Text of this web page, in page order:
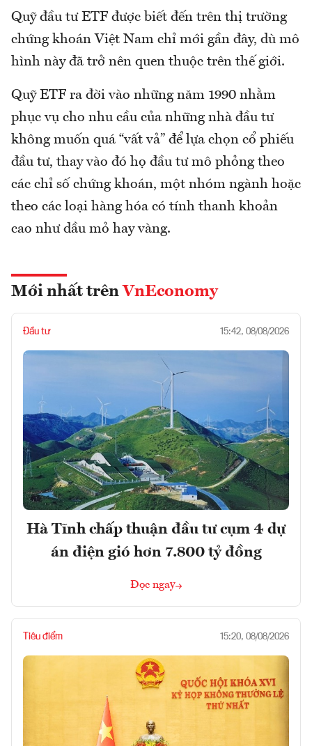
Quỹ đầu tư ETF được biết đến trên thị trường
chứng khoán Việt Nam chỉ mới gần đây, dù mô
hình này đã trở nên quen thuộc trên thế giới.
Quỹ ETF ra đời vào những năm 1990 nhằm
phục vụ cho nhu cầu của những nhà đầu tư
không muốn quá “vất vả” để lựa chọn cổ phiếu
đầu tư, thay vào đó họ đầu tư mô phỏng theo
các chỉ số chứng khoán, một nhóm ngành hoặc
theo các loại hàng hóa có tính thanh khoản
cao như dầu mỏ hay vàng.
Mới nhất trên VnEconomy
Đầu tư 15:42, 08/08/2026
Hà Tĩnh chấp thuận đầu tư cụm 4 dự
án điện gió hơn 7.800 tỷ đồng
Đọc ngay
Tiêu điểm 15:20, 08/08/2026